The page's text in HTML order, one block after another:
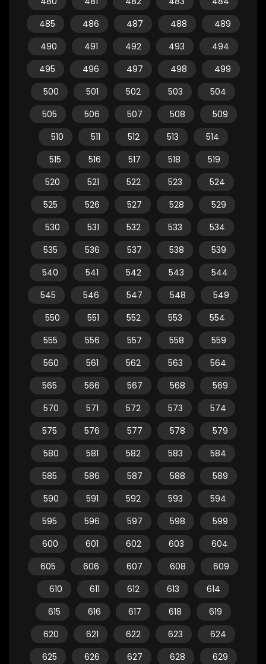
485
486 487 488
489
490
491 492 493
494
495
496 497 498
499
500
501 502 503
504
505
506 507 508
509
510
511 512 513
514
515
516 517 518
519
520
521 522 523
524
525
526 527 528
529
530
531 532 533
534
535
536 537 538
539
540
541 542 543
544
545
546 547 548
549
550
551 552 553
554
555
556 557 558
559
560
561 562 563
564
565
566 567 568
569
570
571 572 573
574
575
576 577 578
579
580
581 582 583
584
585
586 587 588
589
590
591 592 593
594
595
596 597 598
599
600
601 602 603
604
605
606 607 608
609
610
611 612 613
614
615
616 617 618
619
620
621 622 623
624
625
626 627 628
629